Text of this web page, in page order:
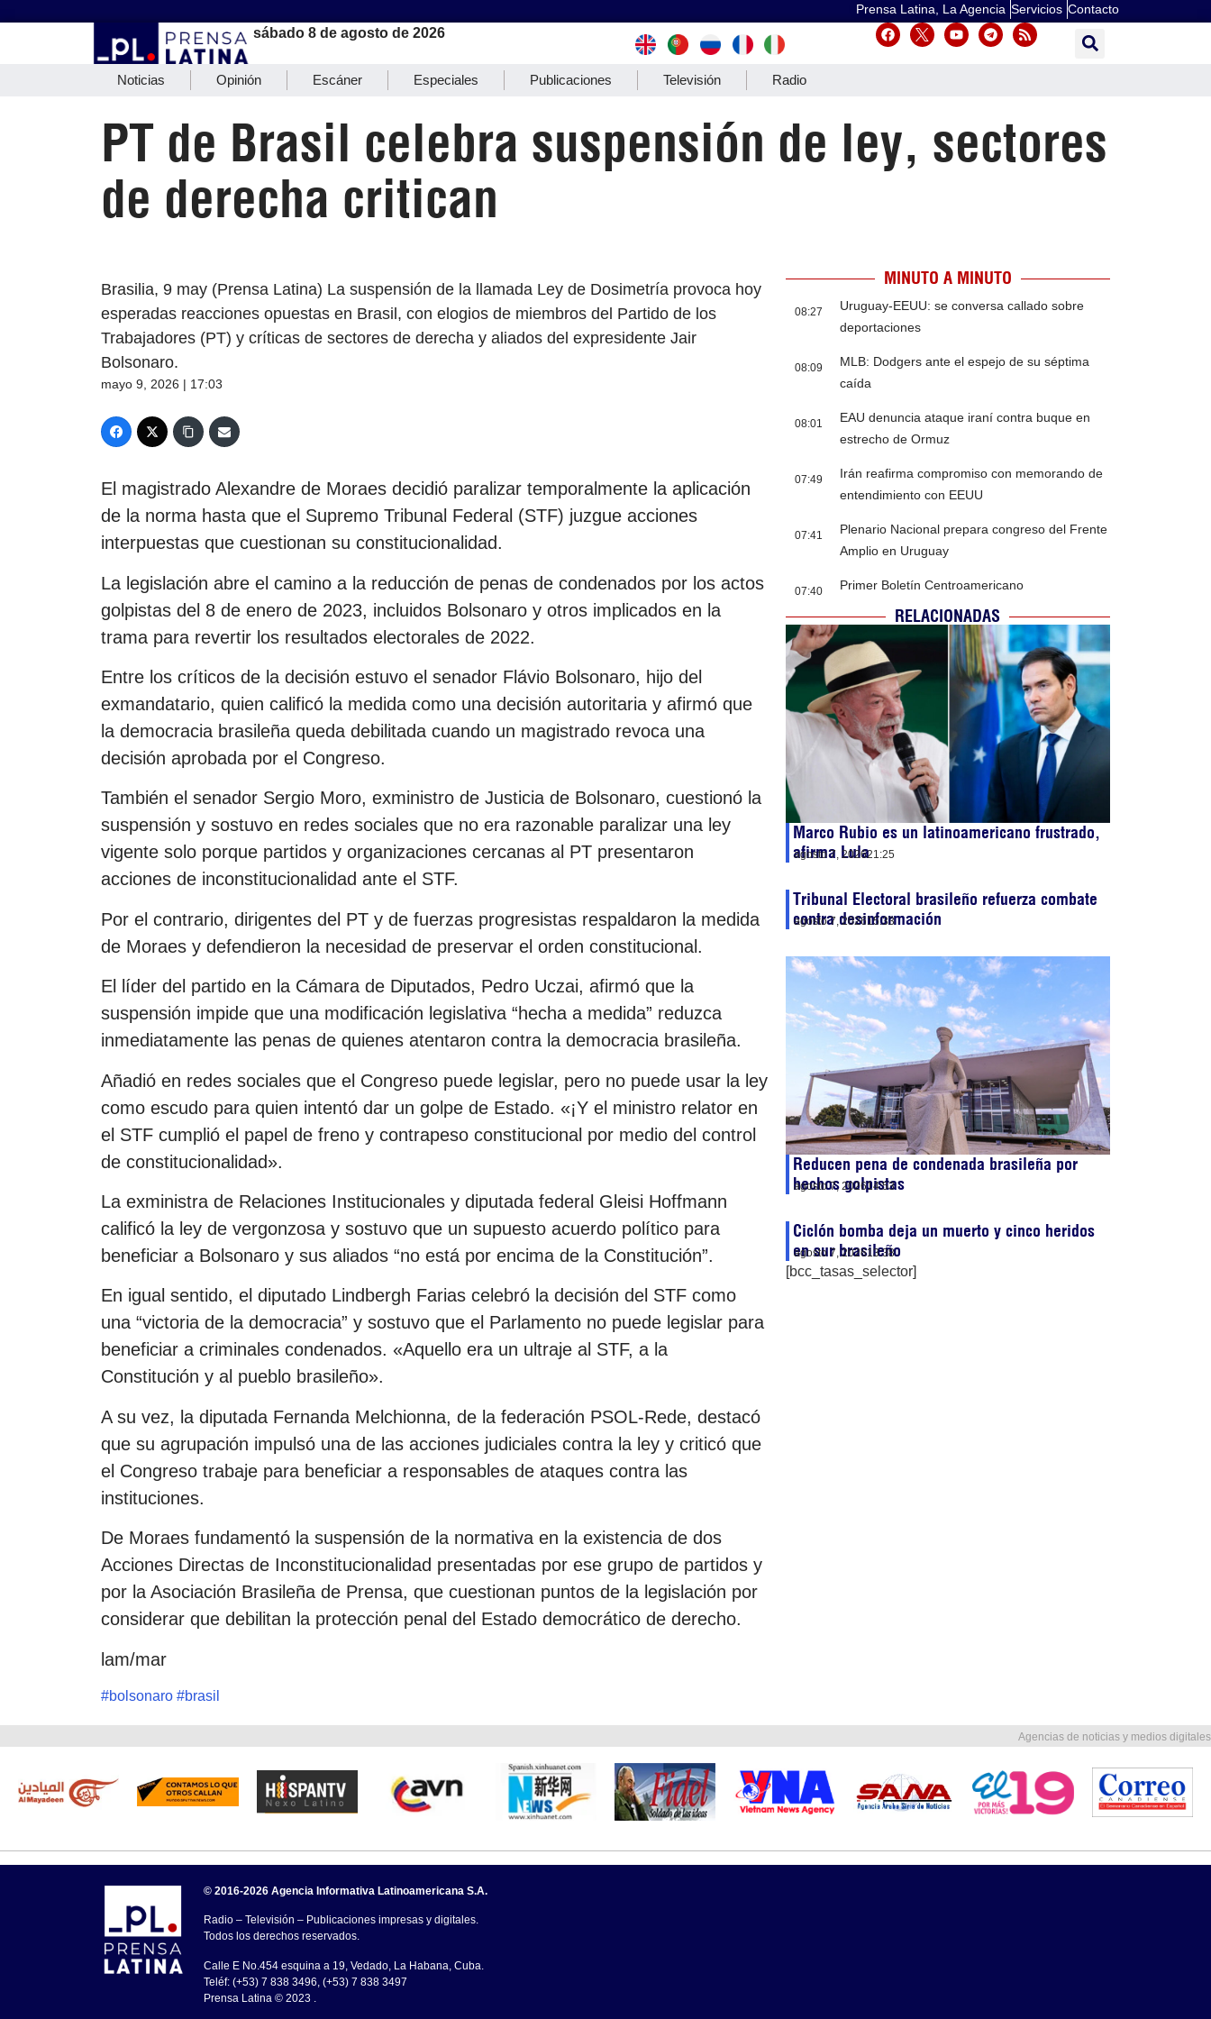
Prensa Latina, La Agencia Servicios Contacto
sábado 8 de agosto de 2026
Noticias Opinión Escáner Especiales Publicaciones Televisión Radio
PT de Brasil celebra suspensión de ley, sectores
de derecha critican
Brasilia, 9 may (Prensa Latina) La suspensión de la llamada Ley de Dosimetría provoca hoy
esperadas reacciones opuestas en Brasil, con elogios de miembros del Partido de los
Trabajadores (PT) y críticas de sectores de derecha y aliados del expresidente Jair
Bolsonaro.
mayo 9, 2026 | 17:03
El magistrado Alexandre de Moraes decidió paralizar temporalmente la aplicación
de la norma hasta que el Supremo Tribunal Federal (STF) juzgue acciones
interpuestas que cuestionan su constitucionalidad.
La legislación abre el camino a la reducción de penas de condenados por los actos
golpistas del 8 de enero de 2023, incluidos Bolsonaro y otros implicados en la
trama para revertir los resultados electorales de 2022.
Entre los críticos de la decisión estuvo el senador Flávio Bolsonaro, hijo del
exmandatario, quien calificó la medida como una decisión autoritaria y afirmó que
la democracia brasileña queda debilitada cuando un magistrado revoca una
decisión aprobada por el Congreso.
También el senador Sergio Moro, exministro de Justicia de Bolsonaro, cuestionó la
suspensión y sostuvo en redes sociales que no era razonable paralizar una ley
vigente solo porque partidos y organizaciones cercanas al PT presentaron
acciones de inconstitucionalidad ante el STF.
Por el contrario, dirigentes del PT y de fuerzas progresistas respaldaron la medida
de Moraes y defendieron la necesidad de preservar el orden constitucional.
El líder del partido en la Cámara de Diputados, Pedro Uczai, afirmó que la
suspensión impide que una modificación legislativa “hecha a medida” reduzca
inmediatamente las penas de quienes atentaron contra la democracia brasileña.
Añadió en redes sociales que el Congreso puede legislar, pero no puede usar la ley
como escudo para quien intentó dar un golpe de Estado. «¡Y el ministro relator en
el STF cumplió el papel de freno y contrapeso constitucional por medio del control
de constitucionalidad».
La exministra de Relaciones Institucionales y diputada federal Gleisi Hoffmann
calificó la ley de vergonzosa y sostuvo que un supuesto acuerdo político para
beneficiar a Bolsonaro y sus aliados “no está por encima de la Constitución”.
En igual sentido, el diputado Lindbergh Farias celebró la decisión del STF como
una “victoria de la democracia” y sostuvo que el Parlamento no puede legislar para
beneficiar a criminales condenados. «Aquello era un ultraje al STF, a la
Constitución y al pueblo brasileño».
A su vez, la diputada Fernanda Melchionna, de la federación PSOL-Rede, destacó
que su agrupación impulsó una de las acciones judiciales contra la ley y criticó que
el Congreso trabaje para beneficiar a responsables de ataques contra las
instituciones.
De Moraes fundamentó la suspensión de la normativa en la existencia de dos
Acciones Directas de Inconstitucionalidad presentadas por ese grupo de partidos y
por la Asociación Brasileña de Prensa, que cuestionan puntos de la legislación por
considerar que debilitan la protección penal del Estado democrático de derecho.
lam/mar
#bolsonaro #brasil
MINUTO A MINUTO
08:27
Uruguay-EEUU: se conversa callado sobre
deportaciones
08:09
MLB: Dodgers ante el espejo de su séptima
caída
08:01
EAU denuncia ataque iraní contra buque en
estrecho de Ormuz
07:49
Irán reafirma compromiso con memorando de
entendimiento con EEUU
07:41
Plenario Nacional prepara congreso del Frente
Amplio en Uruguay
07:40 Primer Boletín Centroamericano
RELACIONADAS
Marco Rubio es un latinoamericano frustrado,
afirma Lula
agosto 7, 202621:25
Tribunal Electoral brasileño refuerza combate
contra desinformación
agosto 7, 202615:33
Reducen pena de condenada brasileña por
hechos golpistas
agosto 7, 202614:53
Ciclón bomba deja un muerto y cinco heridos
en sur brasileño
agosto 7, 202613:38
[bcc_tasas_selector]
Agencias de noticias y medios digitales
© 2016-2026 Agencia Informativa Latinoamericana S.A.
Radio – Televisión – Publicaciones impresas y digitales.
Todos los derechos reservados.
Calle E No.454 esquina a 19, Vedado, La Habana, Cuba.
Teléf: (+53) 7 838 3496, (+53) 7 838 3497
Prensa Latina © 2023 .